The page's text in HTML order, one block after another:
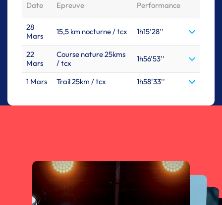
Date Epreuve Performance
28
Mars
15,5 km nocturne / tcx 1h15'28''
22
Mars
Course nature 25kms
/ tcx
1h56'53''
1 Mars Trail 25km / tcx 1h58'33''